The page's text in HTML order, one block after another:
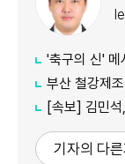
'축구의 신'
부산 철강제
[속보] 김민석
기자의 다